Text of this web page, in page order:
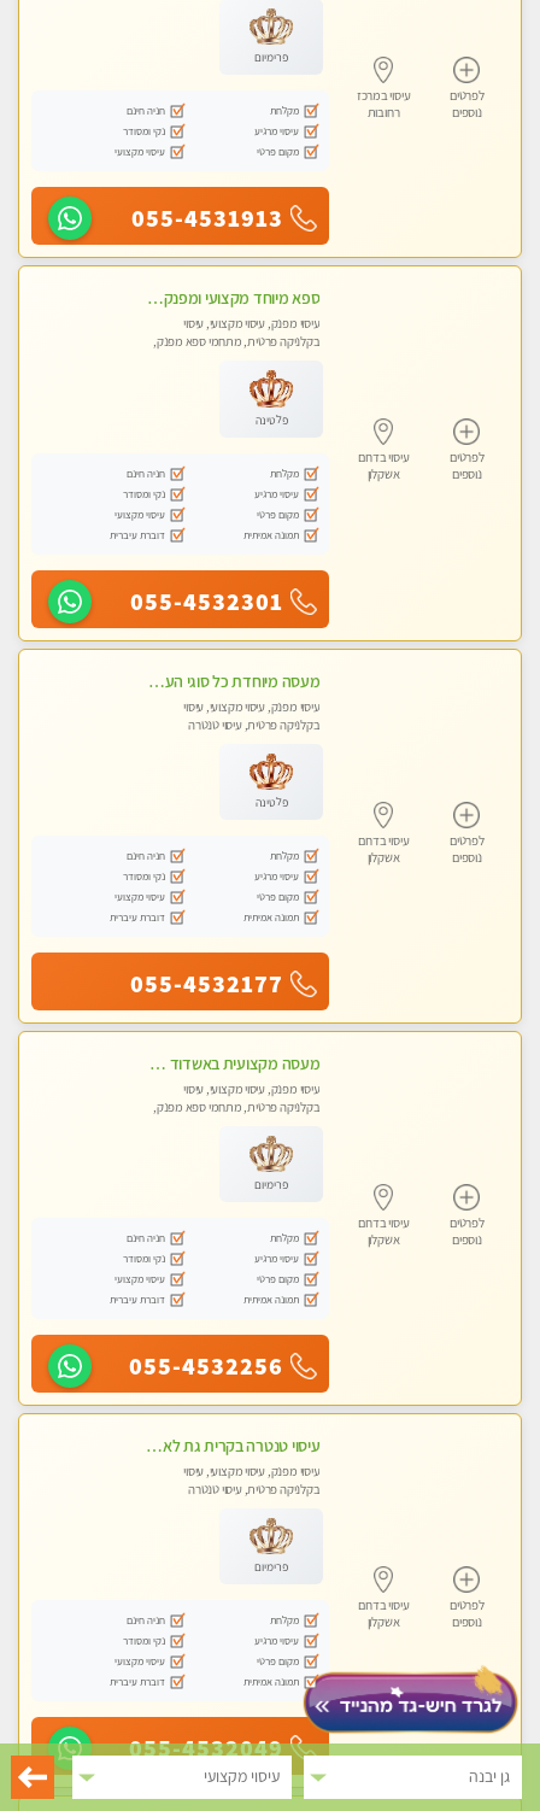
גן יבנה עיסוי מקצועי
לפרטים
נוספים
עיסוי במרכז
רחובות
פרימיום
מקלחת
חניה חינם
עיסוי מרגיע
נקי ומסודר
מקום פרטי
עיסוי מקצועי
055-4531913
לפרטים
נוספים
עיסוי בדרום
אשקלון
ספא מיוחד מקצועי ומפנק באשקלון
עיסוי מפנק, עיסוי מקצועי, עיסוי
בקלניקה פרטית, מתחמי ספא מפנק,
פלטינה
מקלחת
חניה חינם
עיסוי מרגיע
נקי ומסודר
מקום פרטי
עיסוי מקצועי
תמונה אמיתית
דוברת עיברית
055-4532301
לפרטים
נוספים
עיסוי בדרום
אשקלון
מעסה מיוחדת כל סוגי העיסויים מעסה מקצועית ואיכותית פרטי!!!מומלץ לחלוטין!!!!
עיסוי מפנק, עיסוי מקצועי, עיסוי
בקלניקה פרטית, עיסוי טנטרה
פלטינה
מקלחת
חניה חינם
עיסוי מרגיע
נקי ומסודר
מקום פרטי
עיסוי מקצועי
תמונה אמיתית
דוברת עיברית
055-4532177
לפרטים
נוספים
עיסוי בדרום
אשקלון
מעסה מקצועית באשדוד חדשה צעירה ואיכותית לעיסוי מרגיע ומפנק VIP-מומלץ לחלוטין! פרטי! ​​​​​​ Highly recommended
עיסוי מפנק, עיסוי מקצועי, עיסוי
בקלניקה פרטית, מתחמי ספא מפנק,
פרימיום
מקלחת
חניה חינם
עיסוי מרגיע
נקי ומסודר
מקום פרטי
עיסוי מקצועי
תמונה אמיתית
דוברת עיברית
055-4532256
לפרטים
נוספים
עיסוי בדרום
אשקלון
עיסוי טנטרה בקרית גת לא מה שחשבת הרבה יותר ממה שדמיינת פרטי!!! Highly recommended
עיסוי מפנק, עיסוי מקצועי, עיסוי
בקלניקה פרטית, עיסוי טנטרה
פרימיום
מקלחת
חניה חינם
עיסוי מרגיע
נקי ומסודר
מקום פרטי
עיסוי מקצועי
תמונה אמיתית
דוברת עיברית
055-4532049